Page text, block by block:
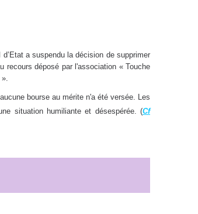
a suspendu la décision de supprimer
recours déposé par l'association « Touche
bourse au mérite n'a été versée. Les
situation humiliante et désespérée. (Cf